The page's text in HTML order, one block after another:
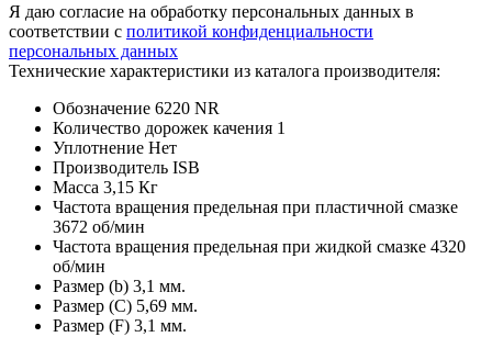
Я даю согласие на обработку персональных данных в
соответствии с политикой конфиденциальности
персональных данных
Технические характеристики из каталога производителя:
Обозначение 6220 NR
Количество дорожек качения 1
Уплотнение Нет
Производитель ISB
Масса 3,15 Кг
Частота вращения предельная при пластичной смазке
3672 об/мин
Частота вращения предельная при жидкой смазке 4320
об/мин
Размер (b) 3,1 мм.
Размер (C) 5,69 мм.
Размер (F) 3,1 мм.